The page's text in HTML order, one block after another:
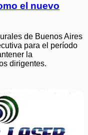
el nuevo
de Buenos Aires
para el período
la
dirigentes.